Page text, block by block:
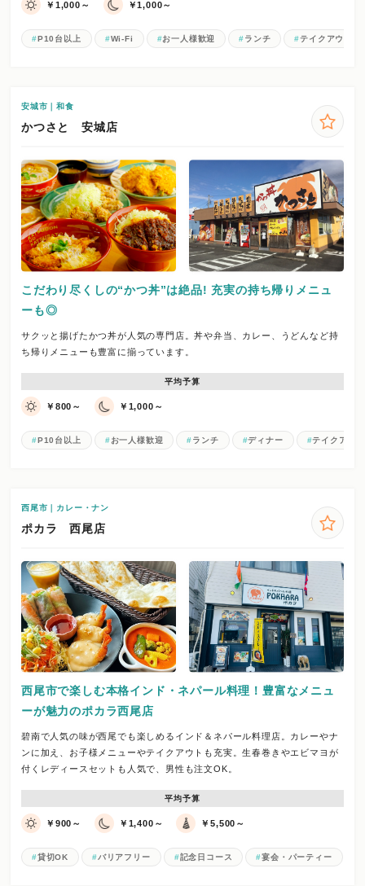
￥1,000～ ￥1,000～
P10台以上 Wi-Fi お一人様歓迎 ランチ テイクアウト
安城市｜和食
かつさと 安城店
こだわり尽くしの“かつ丼”は絶品! 充実の持ち帰りメニュ
ーも◎
サクッと揚げたかつ丼が人気の専門店。丼や弁当、カレー、うどんなど持
ち帰りメニューも豊富に揃っています。
平均予算
￥800～ ￥1,000～
P10台以上 お一人様歓迎 ランチ ディナー テイクアウト
西尾市｜カレー・ナン
ポカラ 西尾店
西尾市で楽しむ本格インド・ネパール料理！豊富なメニュ
ーが魅力のポカラ西尾店
碧南で人気の味が西尾でも楽しめるインド＆ネパール料理店。カレーやナ
ンに加え、お子様メニューやテイクアウトも充実。生春巻きやエビマヨが
付くレディースセットも人気で、男性も注文OK。
平均予算
￥900～ ￥1,400～ ￥5,500～
貸切OK バリアフリー 記念日コース 宴会・パーティー